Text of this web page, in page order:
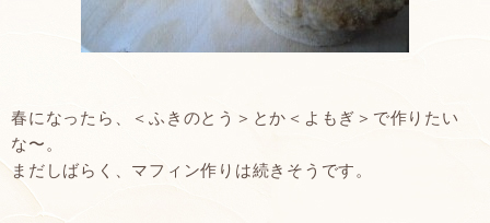
春になったら、＜ふきのとう＞とか＜よもぎ＞で作りたい
な〜。
まだしばらく、マフィン作りは続きそうです。